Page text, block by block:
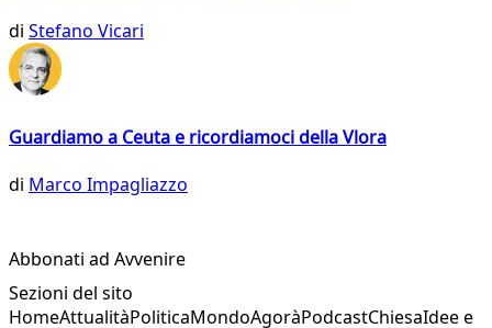
di Stefano Vicari
Guardiamo a Ceuta e ricordiamoci della Vlora
di Marco Impagliazzo
Abbonati ad Avvenire
Sezioni del sito
HomeAttualitàPoliticaMondoAgoràPodcastChiesaIdee e